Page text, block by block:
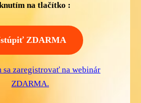
na tlačítko :
ZDARMA
sa zaregistrovať na webinár
ZDARMA.